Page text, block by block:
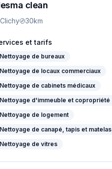
clean
Clichy 30km
et tarifs
Nettoyage de bureaux
Nettoyage de locaux commerciaux
Nettoyage de cabinets médicaux
Nettoyage d'immeuble et copropriété
Nettoyage de logement
Nettoyage de canapé, tapis et matelas
Nettoyage de vitres